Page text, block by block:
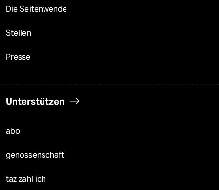
Die Seitenwende
Stellen
Presse
Unterstützen
abo
genossenschaft
taz zahl ich